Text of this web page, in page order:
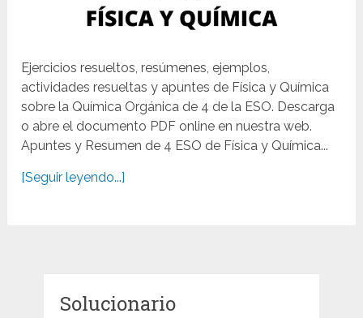
Ejercicios resueltos, resúmenes, ejemplos,
actividades resueltas y apuntes de Física y Química
sobre la Química Orgánica de 4 de la ESO. Descarga
o abre el documento PDF online en nuestra web.
Apuntes y Resumen de 4 ESO de Física y Química...
[Seguir leyendo...]
Solucionario